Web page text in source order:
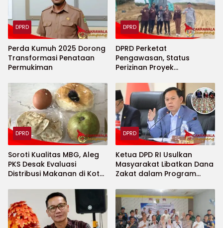
DPRD
Perda Kumuh 2025 Dorong
Transformasi Penataan
Permukiman
DPRD
DPRD Perketat
Pengawasan, Status
Perizinan Proyek
Ditelusuri
DPRD
Soroti Kualitas MBG, Aleg
PKS Desak Evaluasi
Distribusi Makanan di Kota
DPRD
Ketua DPD RI Usulkan
Masyarakat Libatkan Dana
Zakat dalam Program